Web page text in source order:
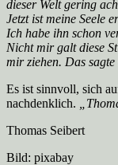
dieser Welt gering
Jetzt ist meine Seele
Ich habe ihn schon
Nicht mir galt diese
mir ziehen. Das
Es ist sinnvoll, sich
nachdenklich.
Thomas Seibert
Bild: pixabay